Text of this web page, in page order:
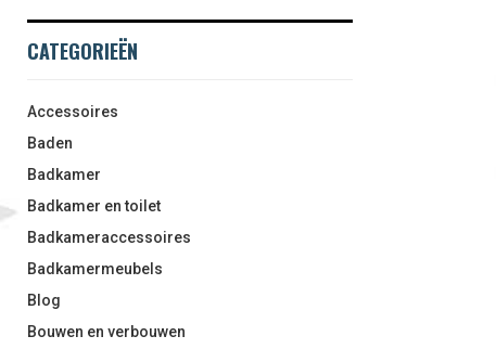
CATEGORIEËN
Accessoires
Baden
Badkamer
Badkamer en toilet
Badkameraccessoires
Badkamermeubels
Blog
Bouwen en verbouwen